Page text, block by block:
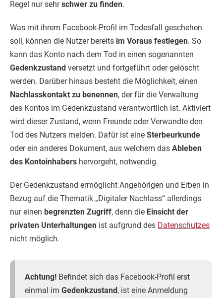
Regel nur sehrschwer zu finden.
Was mit ihrem Facebook-Profil im Todesfall geschehen
soll, können die Nutzer bereits im Voraus festlegen. So
kann das Konto nach dem Tod in einen sogenannten
Gedenkzustand versetzt und fortgeführt oder gelöscht
werden. Darüber hinaus besteht die Möglichkeit, einen
Nachlasskontakt zu benennen, der für die Verwaltung
des Kontos im Gedenkzustand verantwortlich ist. Aktiviert
wird dieser Zustand, wenn Freunde oder Verwandte den
Tod des Nutzers melden. Dafür ist eine Sterbeurkunde
oder ein anderes Dokument, aus welchem das Ableben
des Kontoinhabers hervorgeht, notwendig.
Der Gedenkzustand ermöglicht Angehörigen und Erben in
Bezug auf die Thematik „Digitaler Nachlass“ allerdings
nur einen begrenzten Zugriff, denn die Einsicht der
privaten Unterhaltungen ist aufgrund des Datenschutzes
nicht möglich.
Achtung! Befindet sich das Facebook-Profil erst
einmal im Gedenkzustand, ist eine Anmeldung